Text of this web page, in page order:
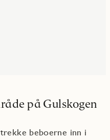
på Gulskogen
beboerne inn i